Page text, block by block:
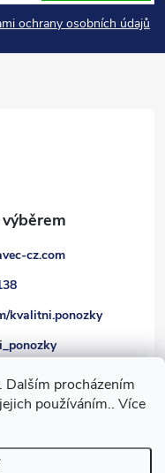
Dalším procházením
používáním.. Více
ochrany osobních údajů
cz.com
kvalitni.ponozky